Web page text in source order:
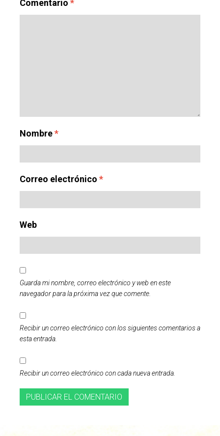
Comentario *
Nombre*
Correo electrónico *
Web
Guarda mi nombre, correo electrónico y web en este
navegador para la próxima vez que comente.
Recibir un correo electrónico con los siguientes comentarios a
esta entrada.
Recibir un correo electrónico con cada nueva entrada.